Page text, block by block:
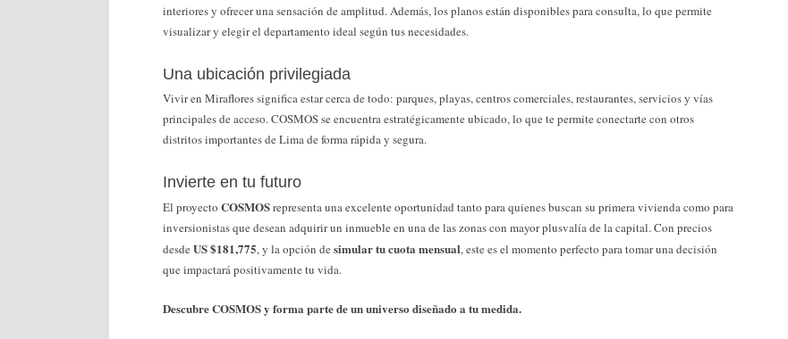
interiores y ofrecer una sensación de amplitud. Además, los planos están disponibles para consulta, lo que permite
visualizar y elegir el departamento ideal según tus necesidades.
Una ubicación privilegiada
Vivir en Miraflores significa estar cerca de todo: parques, playas, centros comerciales, restaurantes, servicios y vías
principales de acceso. COSMOS se encuentra estratégicamente ubicado, lo que te permite conectarte con otros
distritos importantes de Lima de forma rápida y segura.
Invierte en tu futuro
El proyecto COSMOSrepresenta una excelente oportunidad tanto para quienes buscan su primera vivienda como para
inversionistas que desean adquirir un inmueble en una de las zonas con mayor plusvalía de la capital. Con precios
desde US $181,775, y la opción de simular tu cuota mensual, este es el momento perfecto para tomar una decisión
que impactará positivamente tu vida.
Descubre COSMOS y forma parte de un universo diseñado a tu medida.